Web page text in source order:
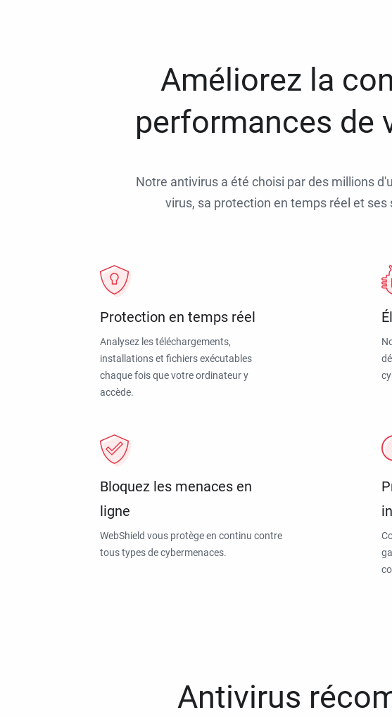
Améliorez la
performances de
Notre antivirus a été choisi par des millions
virus, sa protection en temps réel et
Protection en temps réel
Analysez les téléchargements,
installations et fichiers exécutables
chaque fois que votre ordinateur y
accède.
Bloquez les menaces en
ligne
WebShield vous protège en continu contre
tous types de cybermenaces.
Antivirus